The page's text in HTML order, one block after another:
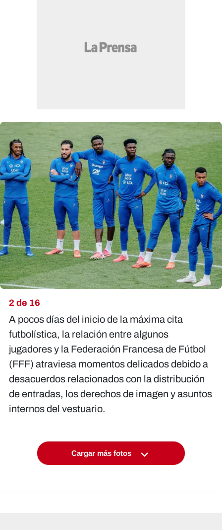
2 de 16
A pocos días del inicio de la máxima cita
futbolística, la relación entre algunos
jugadores y la Federación Francesa de Fútbol
(FFF) atraviesa momentos delicados debido a
desacuerdos relacionados con la distribución
de entradas, los derechos de imagen y asuntos
internos del vestuario.
Cargar más fotos